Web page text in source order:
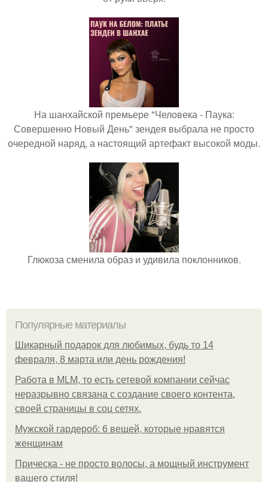
На шанхайской премьере "Человека - Паука:
Совершенно Новый День" зендея выбрала не просто
очередной наряд, а настоящий артефакт высокой моды.
Глюкоза сменила образ и удивила поклонников.
Популярные материалы
Шикарный подарок для любимых, будь то 14
февраля, 8 марта или день рождения!
Работа в MLM, то есть сетевой компании сейчас
неразрывно связана с создание своего контента,
своей страницы в соц сетях.
Мужской гардероб: 6 вещей, которые нравятся
женщинам
Прическа - не просто волосы, а мощный инструмент
вашего стиля!